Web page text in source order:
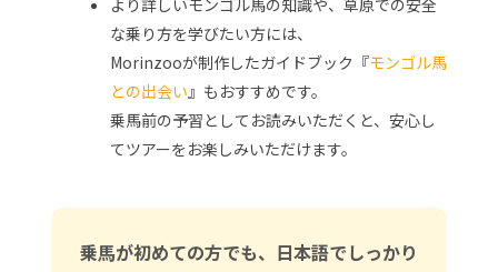
な乗り方を学びたい方には、
Morinzooが制作したガイドブック『モンゴル馬
との出会い 』もおすすめです。
乗馬前の予習としてお読みいただくと、安心し
てツアーをお楽しみいただけます。
乗馬が初めての方でも、日本語でしっかり